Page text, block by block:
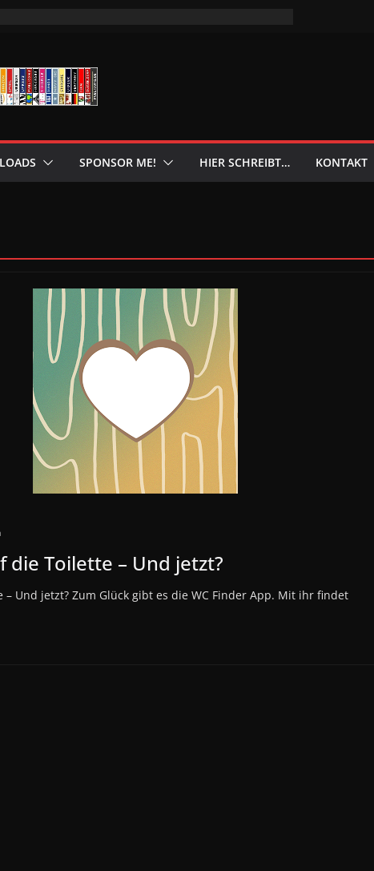
SPONSOR ME! HIER SCHREIBT… KONTAKT
die Toilette – Und jetzt?
Und jetzt? Zum Glück gibt es die WC Finder App. Mit ihr findet